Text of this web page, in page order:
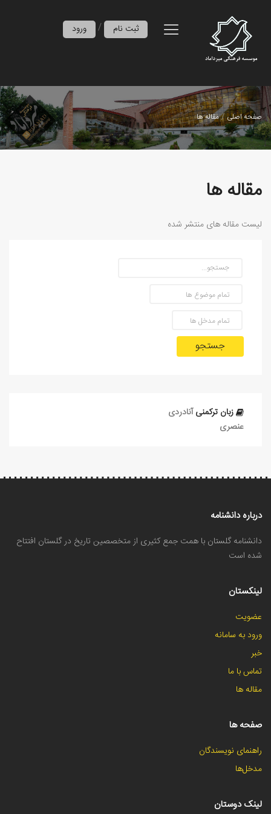
ورود / ثبت نام
صفحه اصلی مقاله ها
مقاله ها
لیست مقاله های منتشر شده
جستجو
زبان ترکمنی آنادردی
عنصری
درباره دانشنامه
دانشنامه گلستان با همت جمع کثیری از متخصصین تاریخ در گلستان افتتاح
شده است
لینکستان
عضویت
ورود به سامانه
خبر
تماس با ما
مقاله ها
صفحه ها
راهنمای نویسندگان
مدخل‌ها
لینک دوستان